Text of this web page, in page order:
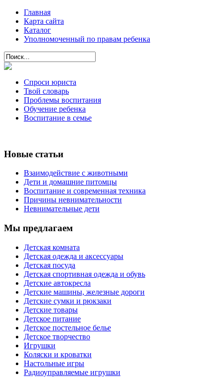
Главная
Карта сайта
Каталог
Уполномоченный по правам ребенка
Спроси юриста
Твой словарь
Проблемы воспитания
Обучение ребенка
Воспитание в семье
Новые статьи
Взаимодействие с животными
Дети и домашние питомцы
Воспитание и современная техника
Причины невнимательности
Невнимательные дети
Мы предлагаем
Детская комната
Детская одежда и аксессуары
Детская посуда
Детская спортивная одежда и обувь
Детские автокресла
Детские машины, железные дороги
Детские сумки и рюкзаки
Детские товары
Детское питание
Детское постельное белье
Детское творчество
Игрушки
Коляски и кроватки
Настольные игры
Радиоуправляемые игрушки